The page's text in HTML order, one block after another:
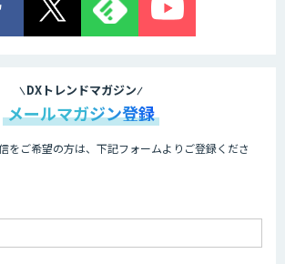
DXトレンドマガジン
メールマガジン登録
をご希望の方は、下記フォームよりご登録くださ